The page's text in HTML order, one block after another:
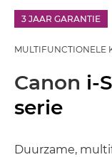
3 JAAR GARANTIE
MULTIFUNCTIONELE
Canon i-
serie
Duurzame,